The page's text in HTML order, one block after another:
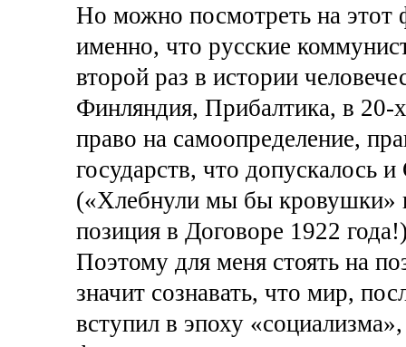
Но можно посмотреть на этот
именно, что русские
второй раз в истории
Финляндия, Прибалтика, в 20-
право на самоопределение,
государств, что допускалось
(«Хлебнули мы бы кровушки»
позиция в Договоре 1922
Поэтому для меня стоять на
значит сознавать, что мир,
вступил в эпоху